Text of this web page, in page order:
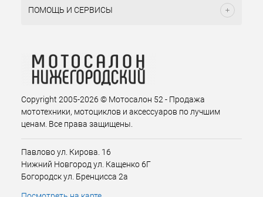
ПОМОЩЬ И СЕРВИСЫ
Copyright 2005-2026 © Мотосалон 52 - Продажа
мототехники, мотоциклов и аксессуаров по лучшим
ценам. Все права защищены.
Павлово ул. Кирова. 16
Нижний Новгород ул. Кащенко 6Г
Богородск ул. Бренцисса 2а